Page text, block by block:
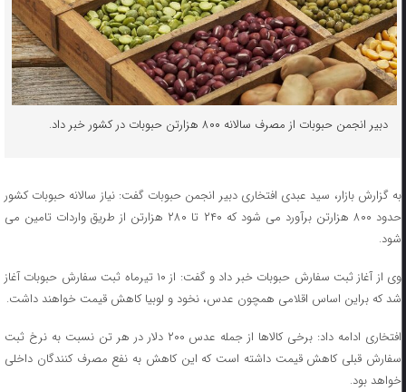
دبیر انجمن حبوبات از مصرف سالانه ۸۰۰ هزارتن حبوبات در کشور خبر داد.
به گزارش بازار، سید عبدی افتخاری دبیر انجمن حبوبات گفت: نیاز سالانه حبوبات کشور
حدود ۸۰۰ هزارتن برآورد می‌ شود که ۲۴۰ تا ۲۸۰ هزارتن از طریق واردات تامین می
شود.
وی از آغاز ثبت سفارش حبوبات خبر داد و گفت: از ۱۰ تیرماه ثبت سفارش حبوبات آغاز
شد که براین اساس اقلامی همچون عدس، نخود و لوبیا کاهش قیمت خواهند داشت.
افتخاری ادامه داد: برخی کالاها از جمله عدس ۲۰۰ دلار در هر تن نسبت به نرخ ثبت
سفارش قبلی کاهش قیمت داشته است که این کاهش به نفع مصرف کنندگان داخلی
خواهد بود.